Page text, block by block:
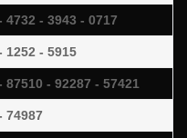
4732 - 3943 - 0717
1252 - 5915
87510 - 92287 - 57421
74987